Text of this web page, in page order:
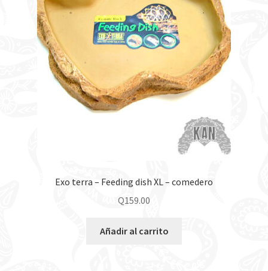
Exo terra – Feeding dish XL – comedero
Q159.00
Añadir al carrito